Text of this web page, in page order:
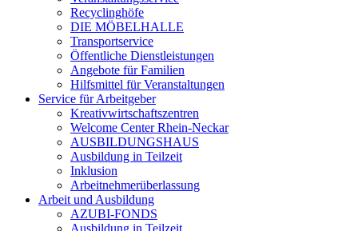
Recyclinghöfe
DIE MÖBELHALLE
Transportservice
Öffentliche Dienstleistungen
Angebote für Familien
Hilfsmittel für Veranstaltungen
Service für Arbeitgeber
Kreativwirtschaftszentren
Welcome Center Rhein-Neckar
AUSBILDUNGSHAUS
Ausbildung in Teilzeit
Inklusion
Arbeitnehmerüberlassung
Arbeit und Ausbildung
AZUBI-FONDS
Ausbildung in Teilzeit